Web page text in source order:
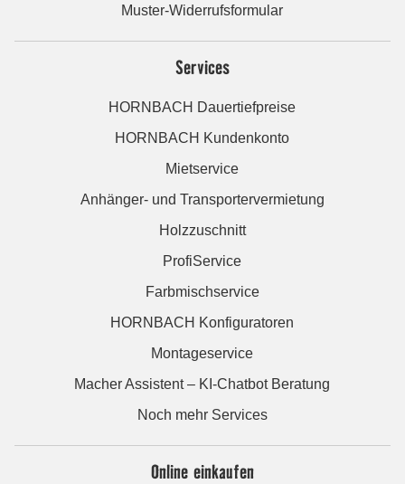
Muster-Widerrufsformular
Services
HORNBACH Dauertiefpreise
HORNBACH Kundenkonto
Mietservice
Anhänger- und Transportervermietung
Holzzuschnitt
ProfiService
Farbmischservice
HORNBACH Konfiguratoren
Montageservice
Macher Assistent – KI-Chatbot Beratung
Noch mehr Services
Online einkaufen